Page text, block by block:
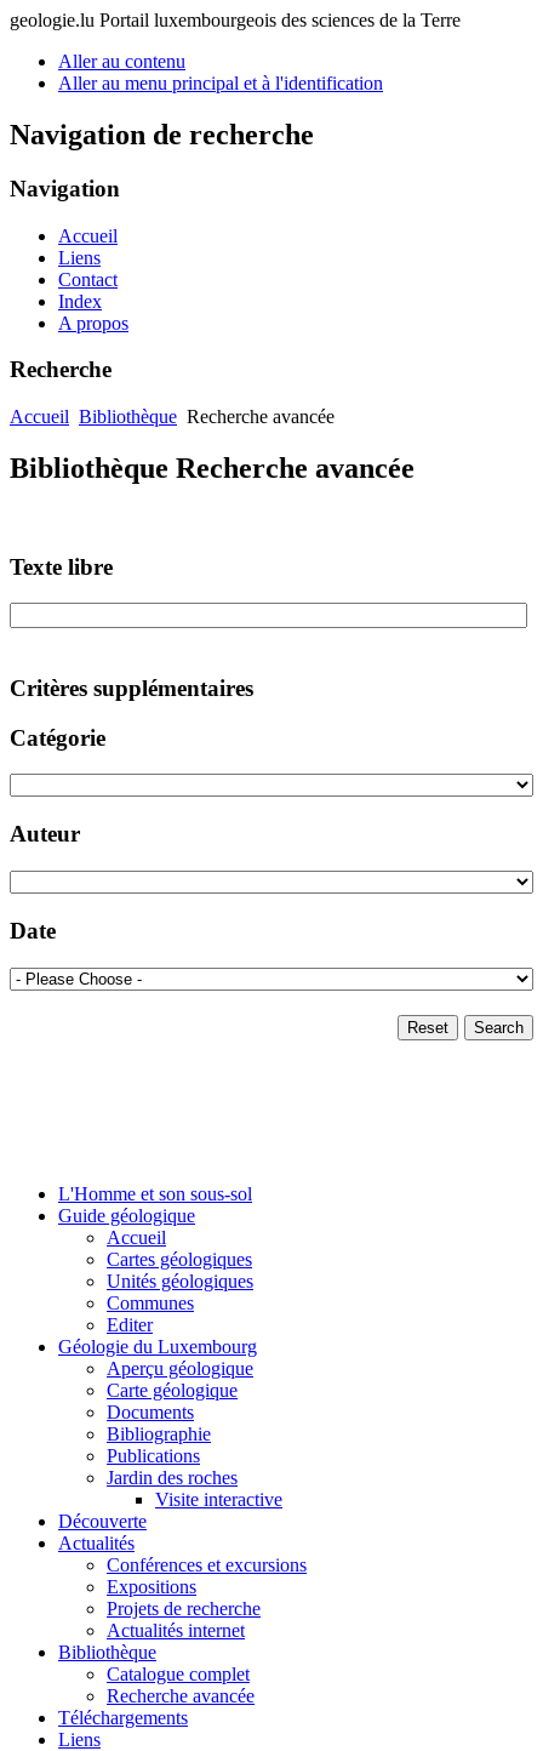
geologie.lu Portail luxembourgeois des sciences de la Terre
Aller au contenu
Aller au menu principal et à l'identification
Navigation de recherche
Navigation
Accueil
Liens
Contact
Index
A propos
Recherche
Accueil Bibliothèque Recherche avancée
Bibliothèque Recherche avancée
Texte libre
Critères supplémentaires
Catégorie
Auteur
Date
Search
Reset
L'Homme et son sous-sol
Guide géologique
Accueil
Cartes géologiques
Unités géologiques
Communes
Editer
Géologie du Luxembourg
Aperçu géologique
Carte géologique
Documents
Bibliographie
Publications
Jardin des roches
Visite interactive
Découverte
Actualités
Conférences et excursions
Expositions
Projets de recherche
Actualités internet
Bibliothèque
Catalogue complet
Recherche avancée
Téléchargements
Liens